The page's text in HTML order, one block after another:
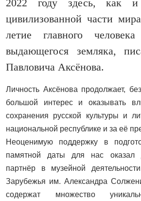
2022 году здесь, как
цивилизованной части
летие главного
выдающегося земляка,
Павловича Аксёнова.
Личность Аксёнова продолжает,
большой интерес и оказывать
сохранения русской культуры и
национальной республике и за её
Неоценимую поддержку в
памятной даты для нас
партнёр в музейной
Зарубежья им. Александра
содержат множество